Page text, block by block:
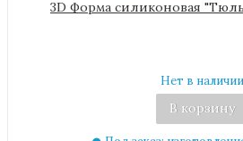
3D Форма силиконовая
Нет в наличии
В корзину